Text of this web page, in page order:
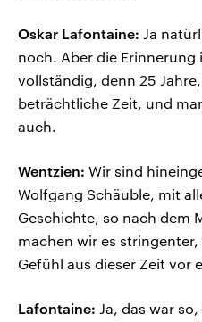
Oskar Lafontaine: Ja
noch. Aber die
vollständig, denn 25
beträchtliche Zeit, und
auch.
Wentzien: Wir sind
Wolfgang Schäuble, mit
Geschichte, so nach dem
machen wir es
Gefühl aus dieser Zeit vor
Lafontaine: Ja, das war